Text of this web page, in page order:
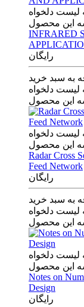
لیست دلخواه
این محصول
INFRARED
رایگان
به سبد خرید
لیست دلخواه
این محصول
لیست دلخواه
این محصول
Radar Cross
Feed Network
رایگان
به سبد خرید
لیست دلخواه
این محصول
لیست دلخواه
این محصول
Notes on
Design
رایگان